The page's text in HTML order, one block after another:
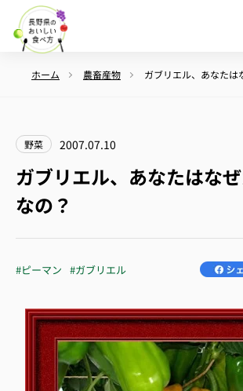
ホーム 農畜産物 ガブリエル、あなたは
野菜 2007.07.10
ガブリエル、あなたはな
なの？
#ピーマン #ガブリエル